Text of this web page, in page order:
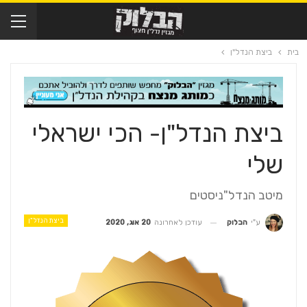
בית ביצת הנדל"ן
ביצת הנדל"ן- הכי ישראלי
שלי
מיטב הנדל"ניסטים
ביצת הנדל"ן ע"י הבלוק עודכן לאחרונה 20 אוג, 2020